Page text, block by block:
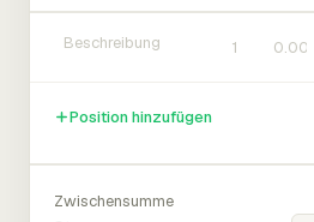
Position hinzufügen
Zwischensumme